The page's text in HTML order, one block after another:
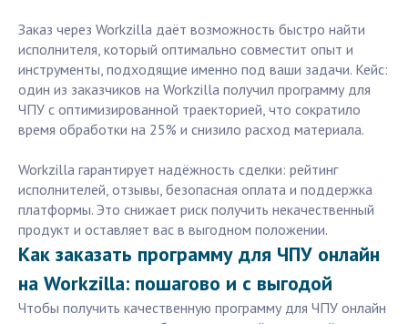
Заказ через Workzilla даёт возможность быстро найти
исполнителя, который оптимально совместит опыт и
инструменты, подходящие именно под ваши задачи. Кейс:
один из заказчиков на Workzilla получил программу для
ЧПУ с оптимизированной траекторией, что сократило
время обработки на 25% и снизило расход материала.
Workzilla гарантирует надёжность сделки: рейтинг
исполнителей, отзывы, безопасная оплата и поддержка
платформы. Это снижает риск получить некачественный
продукт и оставляет вас в выгодном положении.
Как заказать программу для ЧПУ онлайн
на Workzilla: пошагово и с выгодой
Чтобы получить качественную программу для ЧПУ онлайн